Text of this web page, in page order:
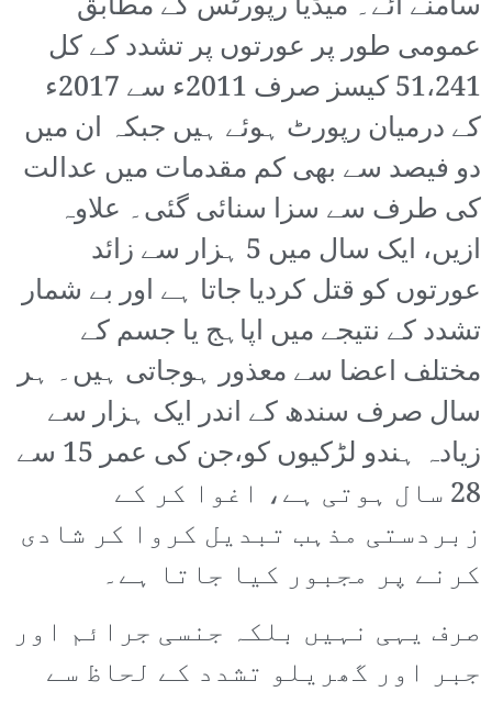
عمومی طور پر عورتوں پر تشدد کے کل
51،241 کیسز صرف 2011ء سے 2017ء
کے درمیان رپورٹ ہوئے ہیں جبکہ ان میں
دو فیصد سے بھی کم مقدمات میں عدالت
کی طرف سے سزا سنائی گئی۔ علاوہ
ازیں، ایک سال میں 5 ہزار سے زائد
عورتوں کو قتل کردیا جاتا ہے اور بے شمار
تشدد کے نتیجے میں اپاہج یا جسم کے
مختلف اعضا سے معذور ہوجاتی ہیں۔ ہر
سال صرف سندھ کے اندر ایک ہزار سے
زیادہ ہندو لڑکیوں کو،جن کی عمر 15 سے
28 سال ہوتی ہے، اغوا کر کے
زبردستی مذہب تبدیل کروا کر شادی
کرنے پر مجبور کیا جاتا ہے۔
صرف یہی نہیں بلکہ جنسی جرائم اور
جبر اور گھریلو تشدد کے لحاظ سے